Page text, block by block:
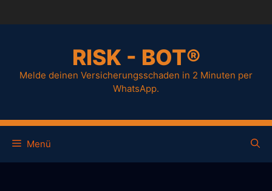
RISK - BOT®
Melde deinen Versicherungsschaden in 2 Minuten per
WhatsApp.
Menü